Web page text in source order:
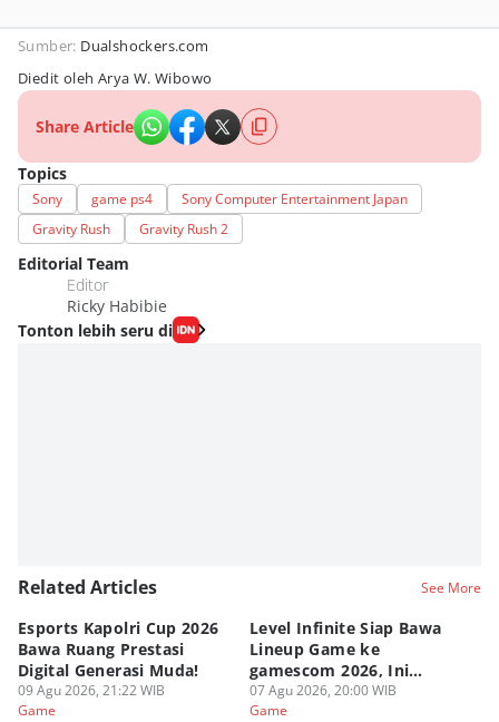
Sumber: Dualshockers.com
Diedit oleh Arya W. Wibowo
Share Article
Topics
Sony game ps4
Sony Computer Entertainment Japan
Gravity Rush
Gravity Rush 2
Editorial Team
Editor
Ricky Habibie
Tonton lebih seru di
Related Articles See More
Esports Kapolri Cup 2026
Bawa Ruang Prestasi
Digital Generasi Muda!
09 Agu 2026, 21:22 WIB
Game
Level Infinite Siap Bawa
Lineup Game ke
gamescom 2026, Ini
Judulnya!
07 Agu 2026, 20:00 WIB
Game